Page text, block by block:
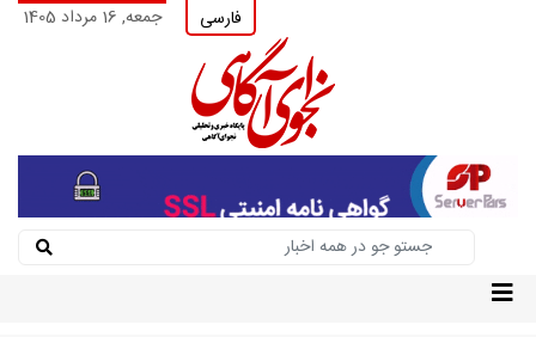
جمعه, 16 مرداد 1405 فارسی